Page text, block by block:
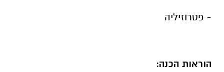
- פטרוזיליה
הוראות הכנה: